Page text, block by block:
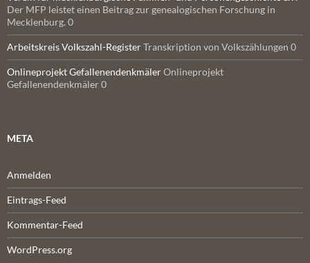
Der MFP leistet einen Beitrag zur genealogischen Forschung in
Mecklenburg. 0
Arbeitskreis Volkszahl-RegisterTranskription von Volkszählungen 0
Onlineprojekt GefallenendenkmälerOnlineprojekt
Gefallenendenkmäler 0
META
Anmelden
Eintrags-Feed
Kommentar-Feed
WordPress.org